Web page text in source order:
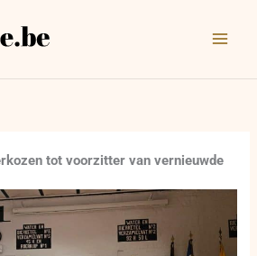
tot voorzitter van vernieuwde